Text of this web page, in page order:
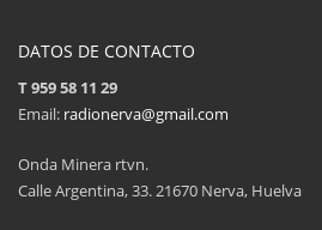
DATOS DE CONTACTO
T 959 58 11 29
Email: radionerva@gmail.com
Onda Minera rtvn.
Calle Argentina, 33. 21670 Nerva, Huelva